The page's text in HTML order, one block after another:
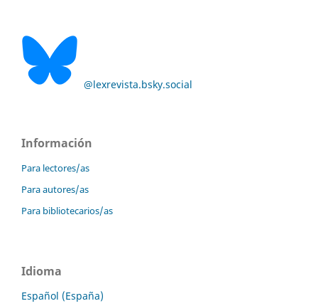
@lexrevista.bsky.social
Información
Para lectores/as
Para autores/as
Para bibliotecarios/as
Idioma
Español (España)